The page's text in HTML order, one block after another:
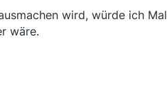
wird, würde ich Mal
wäre.